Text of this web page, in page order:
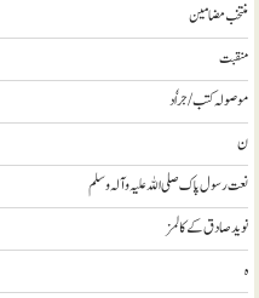
منتخب مضامين
منقبت
موصولہ کتب / جراٗد
ن
نعت رسول پاک صلی اللہ علیہ و آلہ وسلم
نويد صادق کے کالمز
ہ